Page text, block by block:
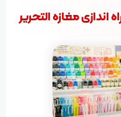
اندازی مغازه التحریر